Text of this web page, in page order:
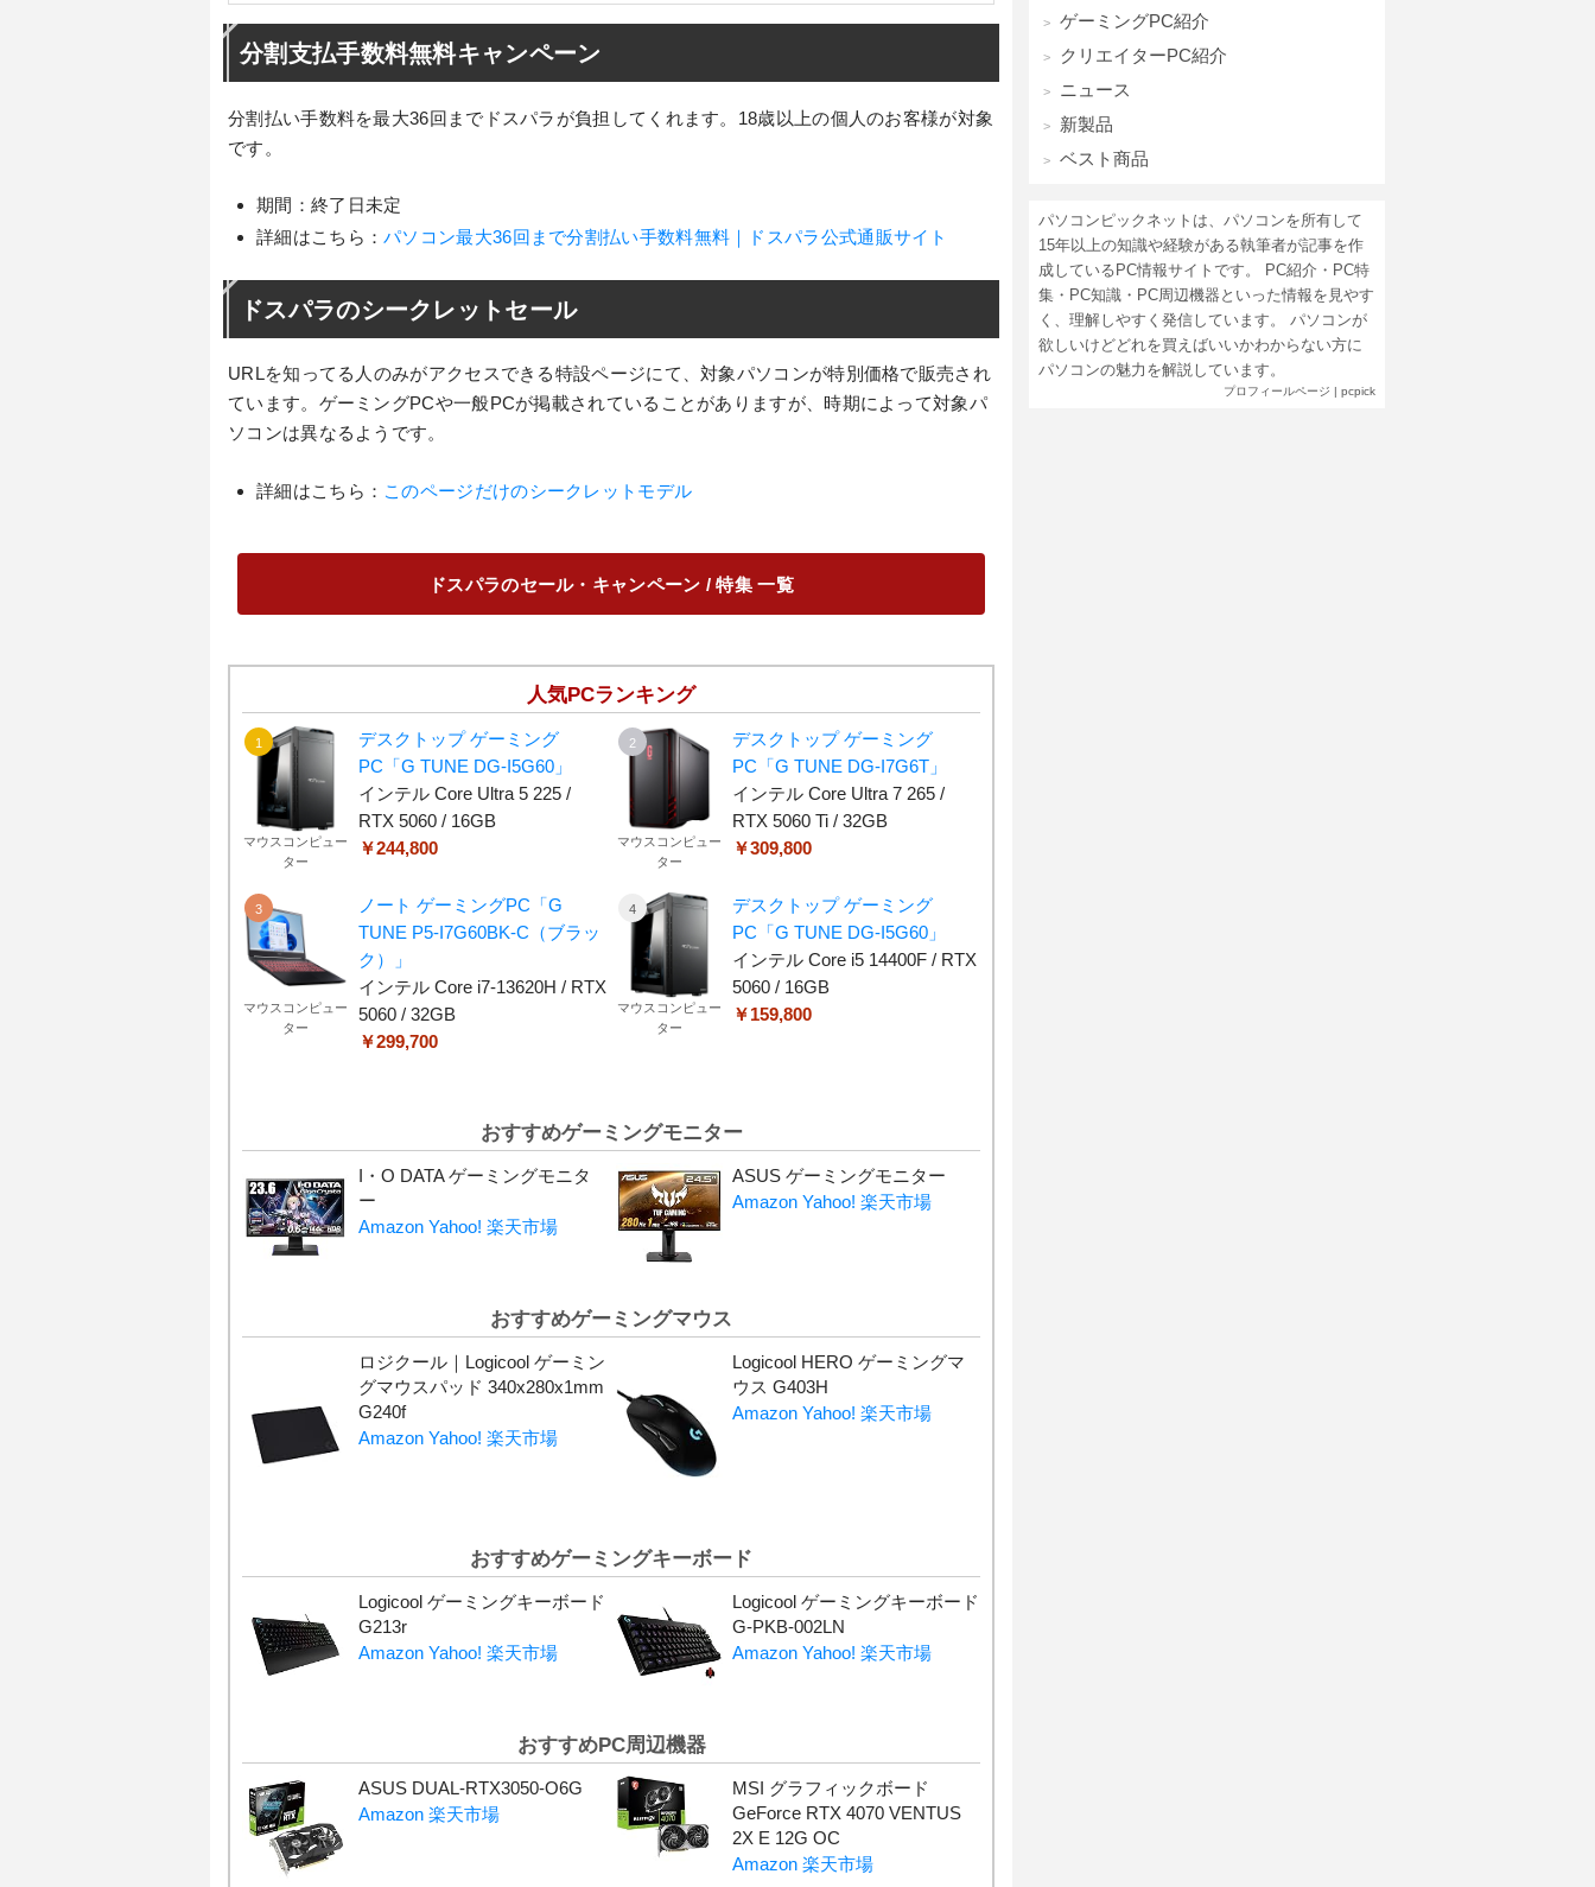
分割支払手数料無料キャンペーン
分割払い手数料を最大36回までドスパラが負担してくれます。18歳以上の個人のお客様が対象
です。
期間：終了日未定
詳細はこちら：パソコン最大36回まで分割払い手数料無料｜ドスパラ公式通販サイト
ドスパラのシークレットセール
URLを知ってる人のみがアクセスできる特設ページにて、対象パソコンが特別価格で販売され
ています。ゲーミングPCや一般PCが掲載されていることがありますが、時期によって対象パ
ソコンは異なるようです。
詳細はこちら： このページだけのシークレットモデル
ドスパラのセール・キャンペーン / 特集 一覧
人気PCランキング
マウスコンピュー
ター
デスクトップ ゲーミング
PC「G TUNE DG-I5G60」
インテル Core Ultra 5 225 /
RTX 5060 / 16GB
￥244,800
マウスコンピュー
ター
デスクトップ ゲーミング
PC「G TUNE DG-I7G6T」
インテル Core Ultra 7 265 /
RTX 5060 Ti / 32GB
￥309,800
マウスコンピュー
ター
ノート ゲーミングPC「G
TUNE P5-I7G60BK-C（ブラッ
ク）」
インテル Core i7-13620H / RTX
5060 / 32GB
￥299,700
マウスコンピュー
ター
デスクトップ ゲーミング
PC「G TUNE DG-I5G60」
インテル Core i5 14400F / RTX
5060 / 16GB
￥159,800
おすすめゲーミングモニター
I・O DATA ゲーミングモニタ
ー
Amazon Yahoo! 楽天市場
ASUS ゲーミングモニター
Amazon Yahoo! 楽天市場
おすすめゲーミングマウス
ロジクール｜Logicool ゲーミン
グマウスパッド 340x280x1mm
G240f
Amazon Yahoo! 楽天市場
Logicool HERO ゲーミングマ
ウス G403H
Amazon Yahoo! 楽天市場
おすすめゲーミングキーボード
Logicool ゲーミングキーボード
G213r
Amazon Yahoo! 楽天市場
Logicool ゲーミングキーボード
G-PKB-002LN
Amazon Yahoo! 楽天市場
おすすめPC周辺機器
ASUS DUAL-RTX3050-O6G
Amazon 楽天市場
MSI グラフィックボード
GeForce RTX 4070 VENTUS
2X E 12G OC
Amazon 楽天市場
ゲーミングPC紹介
クリエイターPC紹介
ニュース
新製品
ベスト商品
パソコンピックネットは、パソコンを所有して
15年以上の知識や経験がある執筆者が記事を作
成しているPC情報サイトです。 PC紹介・PC特
集・PC知識・PC周辺機器といった情報を見やす
く、理解しやすく発信しています。 パソコンが
欲しいけどどれを買えばいいかわからない方に
パソコンの魅力を解説しています。
プロフィールページ | pcpick